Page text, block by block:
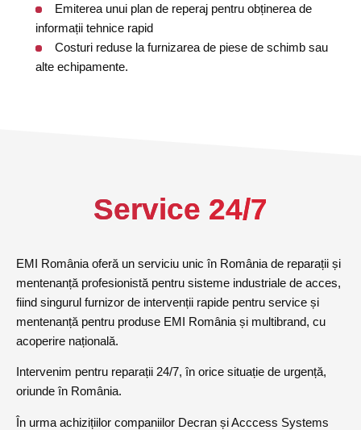
Emiterea unui plan de reperaj pentru obținerea de
informații tehnice rapid
Costuri reduse la furnizarea de piese de schimb sau
alte echipamente.
Service 24/7
EMI România oferă un serviciu unic în România de reparații și
mentenanță profesionistă pentru sisteme industriale de acces,
fiind singurul furnizor de intervenții rapide pentru service și
mentenanță pentru produse EMI România și multibrand, cu
acoperire națională.
Intervenim pentru reparații 24/7, în orice situație de urgență,
oriunde în România.
În urma achizițiilor companiilor Decran și Acccess Systems